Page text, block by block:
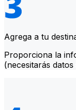
Agrega a tu
Proporciona la
(necesitarás